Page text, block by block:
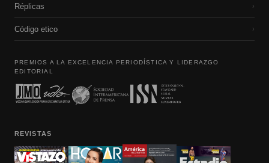
Réplicas ›
Código etico ›
PREMIOS A LA EXCELENCIA PERIODÍSTICA Y LIDERAZGO
EDITORIAL
REVISTAS